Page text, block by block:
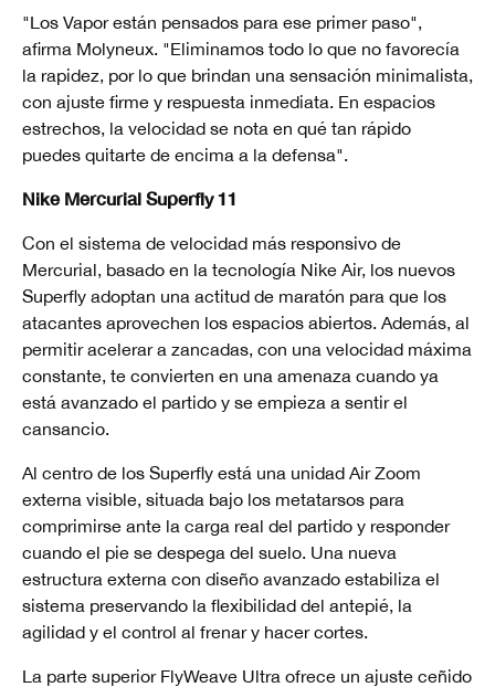
"Los Vapor están pensados para ese primer paso",
afirma Molyneux. "Eliminamos todo lo que no favorecía
la rapidez, por lo que brindan una sensación minimalista,
con ajuste firme y respuesta inmediata. En espacios
estrechos, la velocidad se nota en qué tan rápido
puedes quitarte de encima a la defensa".
Nike Mercurial Superfly 11
Con el sistema de velocidad más responsivo de
Mercurial, basado en la tecnología Nike Air, los nuevos
Superfly adoptan una actitud de maratón para que los
atacantes aprovechen los espacios abiertos. Además, al
permitir acelerar a zancadas, con una velocidad máxima
constante, te convierten en una amenaza cuando ya
está avanzado el partido y se empieza a sentir el
cansancio.
Al centro de los Superfly está una unidad Air Zoom
externa visible, situada bajo los metatarsos para
comprimirse ante la carga real del partido y responder
cuando el pie se despega del suelo. Una nueva
estructura externa con diseño avanzado estabiliza el
sistema preservando la flexibilidad del antepié, la
agilidad y el control al frenar y hacer cortes.
La parte superior FlyWeave Ultra ofrece un ajuste ceñido